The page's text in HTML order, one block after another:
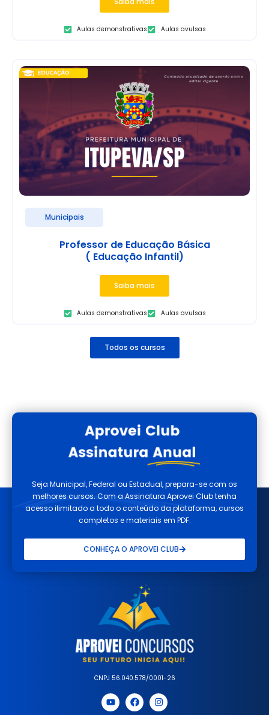
Aulas demonstrativas Aulas avulsas
Municipais
Professor de Educação Básica
( Educação Infantil)
Saiba mais
Aulas demonstrativas Aulas avulsas
Todos os cursos
Seja Municipal, Federal ou Estadual, prepara-se com os
melhores cursos. Com a Assinatura Aprovei Club tenha
acesso ilimitado a todo o conteúdo da plataforma, cursos
completos e materiais em PDF.
CONHEÇA O APROVEI CLUB
CNPJ 56.040.578/0001-26